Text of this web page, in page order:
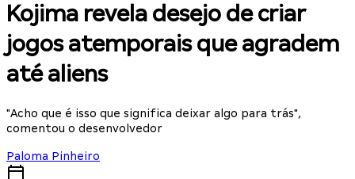
Kojima revela desejo de criar
jogos atemporais que agradem
até aliens
"Acho que é isso que significa deixar algo para trás",
comentou o desenvolvedor
Paloma Pinheiro